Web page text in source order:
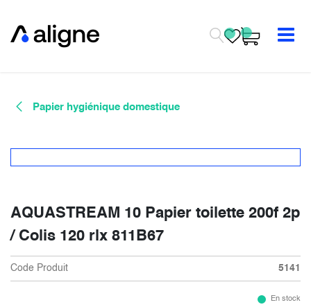
Papier hygiénique domestique
AQUASTREAM 10 Papier toilette 200f 2p
/ Colis 120 rlx 811B67
Code Produit 5141
En stock